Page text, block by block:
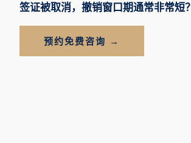
签证被取消，撤销窗口期通常非常短？
预约免费咨询 →